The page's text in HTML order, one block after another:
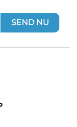
SEND NU